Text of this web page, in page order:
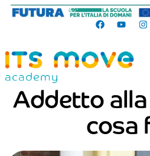
Addetto
cosa